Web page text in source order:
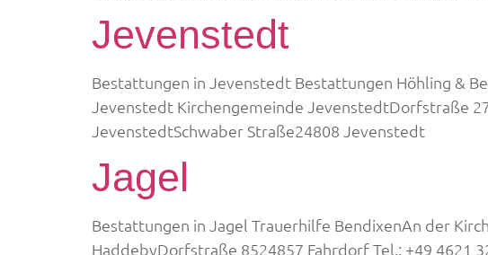
Jevenstedt
Bestattungen in Jevenstedt Bestattungen Höhling &
Jevenstedt Kirchengemeinde JevenstedtDorfstraße
JevenstedtSchwaber Straße24808 Jevenstedt
Jagel
Bestattungen in Jagel Trauerhilfe BendixenAn der
HaddebyDorfstraße 8524857 Fahrdorf Tel.: +49 4621